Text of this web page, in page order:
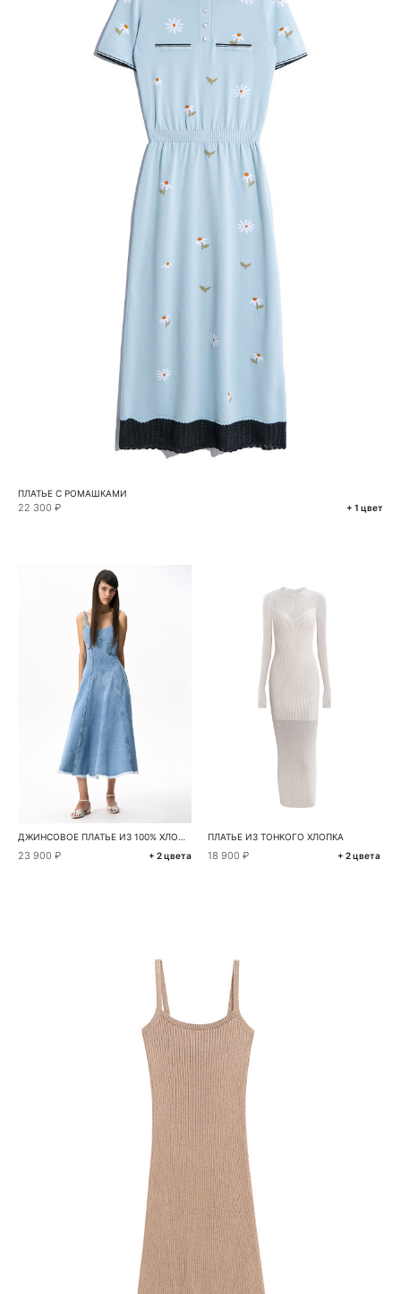
ПЛАТЬЕ С РОМАШКАМИ
22 300 ₽ + 1 цвет
ДЖИНСОВОЕ ПЛАТЬЕ ИЗ 100% ХЛОПКА
23 900 ₽ + 2 цвета
ПЛАТЬЕ ИЗ ТОНКОГО ХЛОПКА
18 900 ₽ + 2 цвета